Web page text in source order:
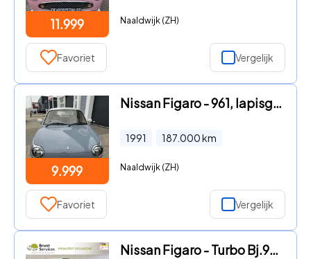
11.999 Naaldwijk (ZH)
Favoriet Vergelijk
9.999
Nissan Figaro - 961, lapisgrijs, automaat, airco, turbo
1991 187.000km
Naaldwijk (ZH)
Favoriet Vergelijk
Nissan Figaro - Turbo Bj.91|Automaat|Leder|Airco|Volledig onderhouden